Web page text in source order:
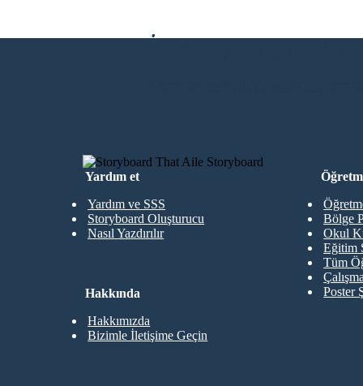
İndirme Yok,
Yardım et
Yardım ve SSS
Storyboard Oluşturucu
Nasıl Yazdırılır
Bölge
Okul
Eğitim
Tüm
Poster
Hakkında
Hakkımızda
Bizimle İletişime Geçin